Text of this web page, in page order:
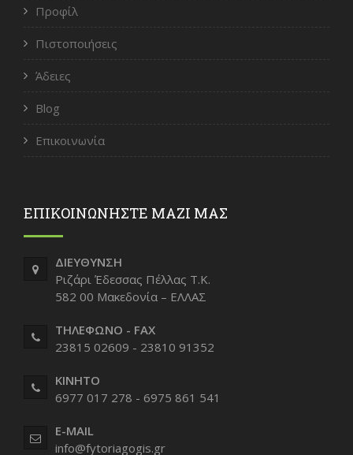
Προφίλ
Πιστοποιήσεις
Άδειες
Blog
Επικοινωνία
ΕΠΙΚΟΙΝΩΝΗΣΤΕ ΜΑΖΙ ΜΑΣ
ΔΙΕΥΘΥΝΣΗ
Ριζάρι Έδεσσας Πέλλας Τ.Κ.
582 00 Μακεδονία – ΕΛΛΑΣ
ΤΗΛΕΦΩΝΟ - FAX
23815 02609 - 23810 91352
ΚΙΝΗΤΟ
6977 017 278 - 6975 861 541
E-MAIL
info@fytoriagogis.gr